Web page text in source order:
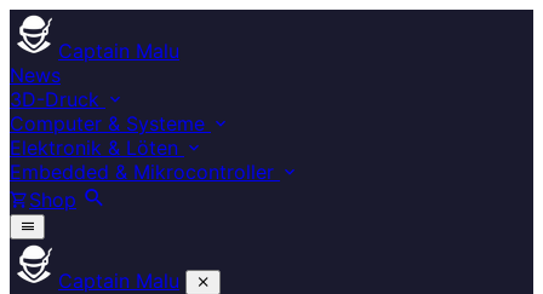
Captain Malu
News
3D-Druck
Computer & Systeme
Elektronik & Löten
Embedded & Mikrocontroller
Shop
Captain Malu